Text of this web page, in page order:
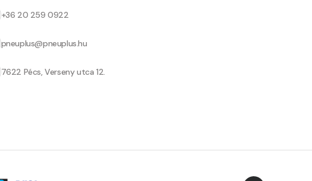
+36 20 259 0922
pneuplus@pneuplus.hu
7622 Pécs, Verseny utca 12.